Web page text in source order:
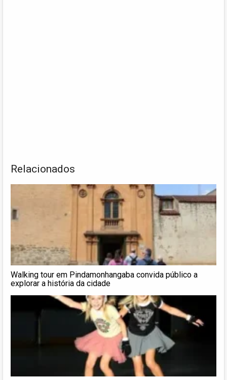
Relacionados
Walking tour em Pindamonhangaba convida público a
explorar a história da cidade